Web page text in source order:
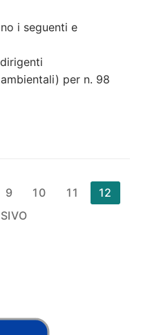
i seguenti e
dirigenti
ambientali) per n. 98
9 10 11
12